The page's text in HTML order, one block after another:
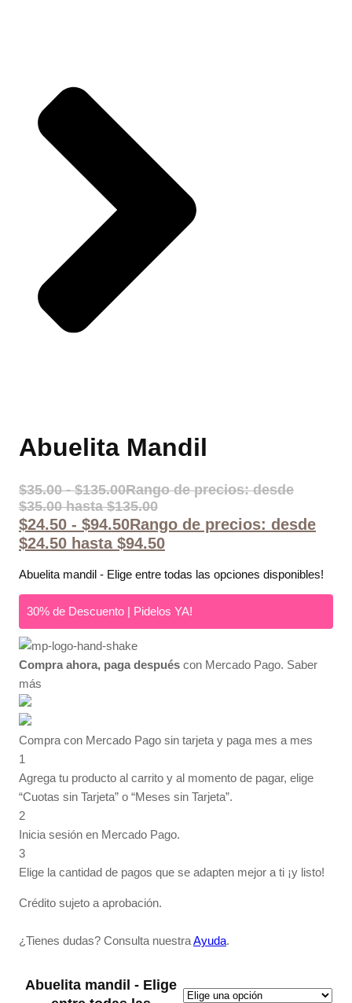
Abuelita Mandil
$35.00 - $135.00Rango de precios: desde
$35.00 hasta $135.00
$24.50 - $94.50Rango de precios: desde
$24.50 hasta $94.50
Abuelita mandil - Elige entre todas las opciones disponibles!
30% de Descuento | Pidelos YA!
Compra ahora, paga después con Mercado Pago. Saber
más
Compra con Mercado Pago sin tarjeta y paga mes a mes
1
Agrega tu producto al carrito y al momento de pagar, elige
“Cuotas sin Tarjeta” o “Meses sin Tarjeta”.
2
Inicia sesión en Mercado Pago.
3
Elige la cantidad de pagos que se adapten mejor a ti ¡y listo!
Crédito sujeto a aprobación.
¿Tienes dudas? Consulta nuestraAyuda.
Abuelita mandil - Elige